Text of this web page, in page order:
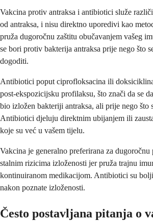
Vakcina protiv antraksa i antibiotici služe
od antraksa, i nisu direktno uporedivi kao
pruža dugoročnu zaštitu obučavanjem vašeg
se bori protiv bakterija antraksa prije nego što
dogoditi.
Antibiotici poput ciprofloksacina ili
post-ekspozicijsku profilaksu, što znači da se
bio izložen bakteriji antraksa, ali prije nego što
Antibiotici djeluju direktnim ubijanjem ili
koje su već u vašem tijelu.
Vakcina je generalno preferirana za
stalnim rizicima izloženosti jer pruža trajnu
kontinuiranom medikacijom. Antibiotici su
nakon poznate izloženosti.
Često postavljana pitanja o